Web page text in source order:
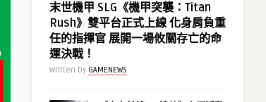
末世機甲 SLG《機甲突襲：Titan
Rush》雙平台正式上線 化身肩負重
任的指揮官 展開一場攸關存亡的命
運決戰！
Written by GAMENEWS